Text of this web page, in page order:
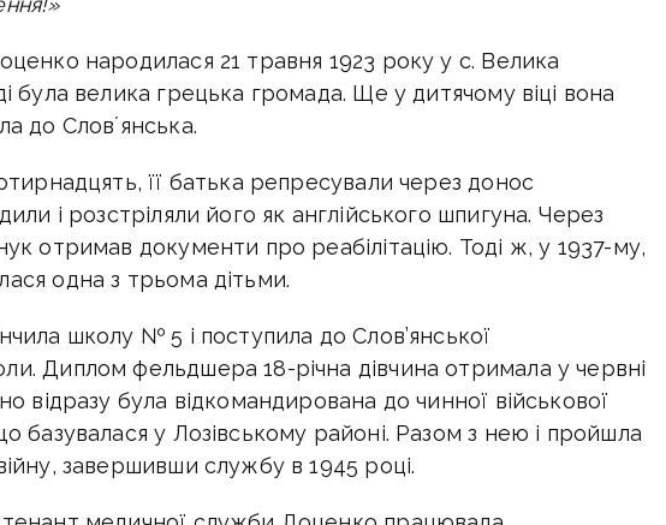
народилася 21 травня 1923 року у с. Велика
була велика грецька громада. Ще у дитячому віці вона
до Словʼянська.
її батька репресували через донос
і розстріляли його як англійського шпигуна. Через
отримав документи про реабілітацію. Тоді ж, у 1937-му,
одна з трьома дітьми.
школу № 5 і поступила до Слов’янської
Диплом фельдшера 18-річна дівчина отримала у червні
відразу була відкомандирована до чинної військової
базувалася у Лозівському районі. Разом з нею і пройшла
завершивши службу в 1945 році.